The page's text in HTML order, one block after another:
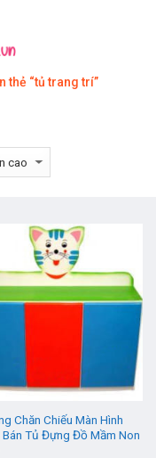
thẻ “tủ trang trí”
Chăn Chiếu Màn Hình
Tủ Đựng Đồ Mầm Non